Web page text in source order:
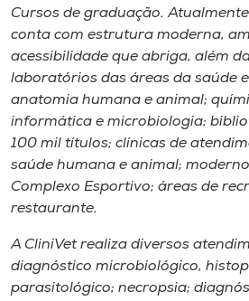
Cursos de graduação.
conta com estrutura moderna,
acessibilidade que abriga, além
laboratórios das áreas da saúde
anatomia humana e animal;
informática e microbiologia;
100 mil títulos; clínicas de
saúde humana e animal;
Complexo Esportivo; áreas de
restaurante.
A CliniVet realiza diversos
diagnóstico microbiológico,
parasitológico; necropsia;